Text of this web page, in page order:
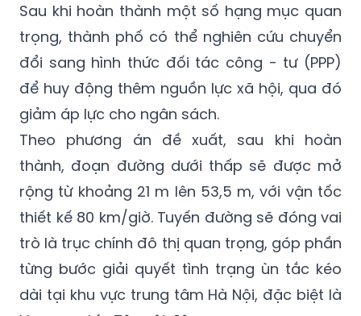
Sau khi hoàn thành một số hạng mục quan
trọng, thành phố có thể nghiên cứu chuyển
đổi sang hình thức đối tác công - tư (PPP)
để huy động thêm nguồn lực xã hội, qua đó
giảm áp lực cho ngân sách.
Theo phương án đề xuất, sau khi hoàn
thành, đoạn đường dưới thấp sẽ được mở
rộng từ khoảng 21 m lên 53,5 m, với vận tốc
thiết kế 80 km/giờ. Tuyến đường sẽ đóng vai
trò là trục chính đô thị quan trọng, góp phần
từng bước giải quyết tình trạng ùn tắc kéo
dài tại khu vực trung tâm Hà Nội, đặc biệt là